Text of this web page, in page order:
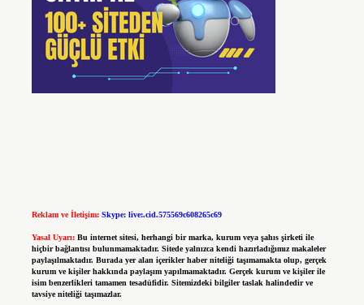
Reklam ve İletişim: Skype: live:.cid.575569c608265c69
Yasal Uyarı: Bu internet sitesi, herhangi bir marka, kurum veya şahıs şirketi ile
hiçbir bağlantısı bulunmamaktadır. Sitede yalnızca kendi hazırladığımız makaleler
paylaşılmaktadır. Burada yer alan içerikler haber niteliği taşımamakta olup, gerçek
kurum ve kişiler hakkında paylaşım yapılmamaktadır. Gerçek kurum ve kişiler ile
isim benzerlikleri tamamen tesadüfidir. Sitemizdeki bilgiler taslak halindedir ve
tavsiye niteliği taşımazlar.